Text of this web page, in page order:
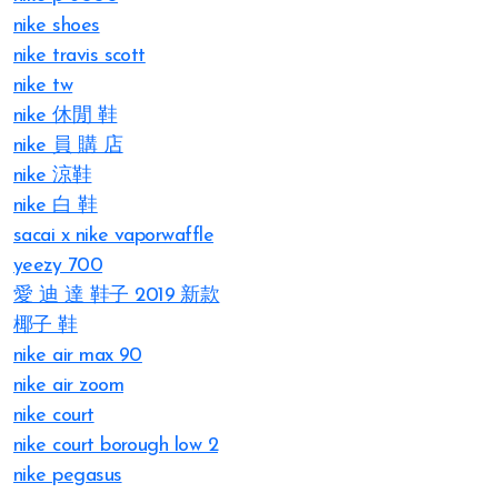
nike shoes
nike travis scott
nike tw
nike 休閒 鞋
nike 員 購 店
nike 涼鞋
nike 白 鞋
sacai x nike vaporwaffle
yeezy 700
愛 迪 達 鞋子 2019 新款
椰子 鞋
nike air max 90
nike air zoom
nike court
nike court borough low 2
nike pegasus